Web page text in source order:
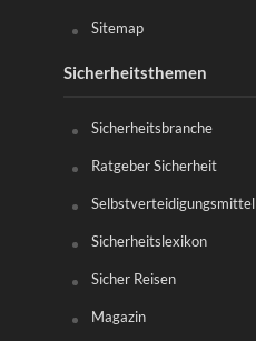
Sitemap
Sicherheitsthemen
Sicherheitsbranche
Ratgeber Sicherheit
Selbstverteidigungsmittel
Sicherheitslexikon
Sicher Reisen
Magazin